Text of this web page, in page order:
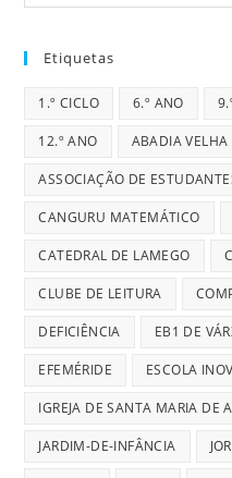
Etiquetas
1.º CICLO 6.º ANO
12.º ANO ABADIA VELHA
ASSOCIAÇÃO DE
CANGURU MATEMÁTICO
CATEDRAL DE LAMEGO
CLUBE DE LEITURA
DEFICIÊNCIA EB1 DE
EFEMÉRIDE ESCOLA
IGREJA DE SANTA MARIA DE
JARDIM-DE-INFÂNCIA